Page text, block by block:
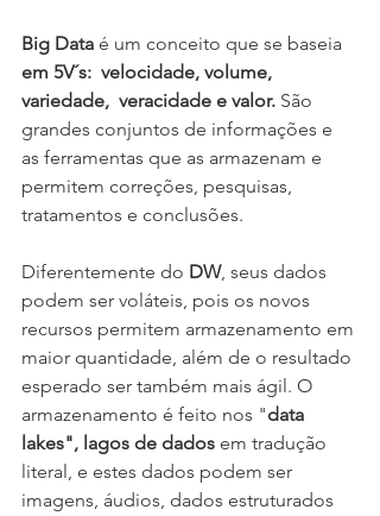
Big Data é um conceito que se baseia
em 5V´s:  velocidade, volume,
variedade,  veracidade e valor. São
grandes conjuntos de informações e
as ferramentas que as armazenam e
permitem correções, pesquisas,
tratamentos e conclusões.
Diferentemente do DW, seus dados
podem ser voláteis, pois os novos
recursos permitem armazenamento em
maior quantidade, além de o resultado
esperado ser também mais ágil. O
armazenamento é feito nos "data
lakes", lagos de dados em tradução
literal, e estes dados podem ser
imagens, áudios, dados estruturados